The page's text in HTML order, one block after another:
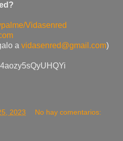
Vidasenred
a vidasenred@gmail.com)
2023 No hay comentarios: